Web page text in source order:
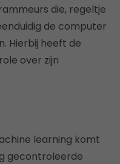
die, regeltje
de computer
Hierbij heeft de
over zijn
learning komt
gecontroleerde